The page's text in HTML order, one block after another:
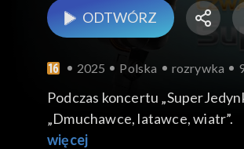
ODTWÓRZ
2025 Polska rozrywka
Podczas koncertu
„Dmuchawce, latawce, wiatr”.
więcej